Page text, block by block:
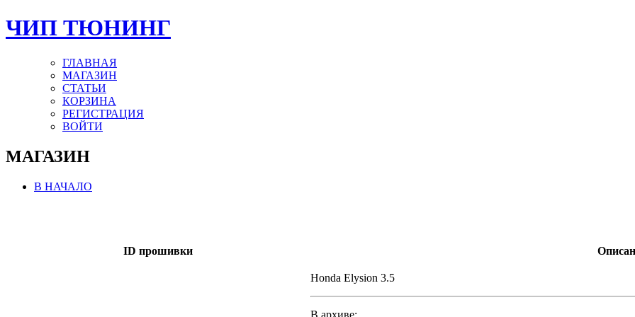
ЧИП ТЮНИНГ
ГЛАВНАЯ
МАГАЗИН
СТАТЬИ
КОРЗИНА
РЕГИСТРАЦИЯ
ВОЙТИ
МАГАЗИН
В НАЧАЛО
ID прошивки
Honda Elysion 3.5
В архиве: